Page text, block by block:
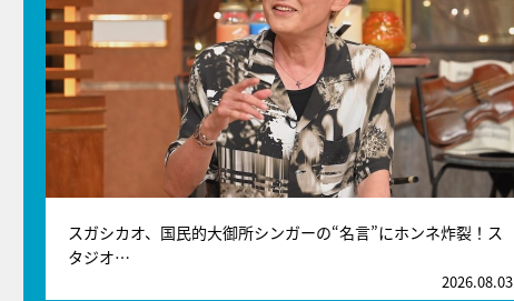
スガシカオ、国民的大御所シンガーの“名言”にホンネ炸裂！ス
タジオ…
2026.08.03